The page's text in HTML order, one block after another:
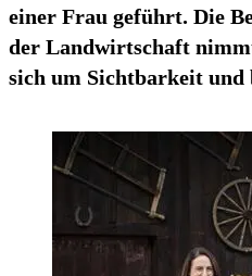
einer Frau geführt. Die
der Landwirtschaft
sich um Sichtbarkeit und